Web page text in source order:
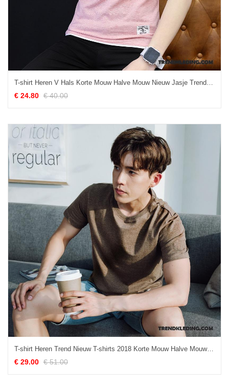
T-shirt Heren V Hals Korte Mouw Halve Mouw Nieuw Jasje Trend Effen Kleur Roze
€ 24.80 € 40.00
T-shirt Heren Trend Nieuw T-shirts 2018 Korte Mouw Halve Mouw Effen Kleur Bruine
€ 29.00 € 51.00